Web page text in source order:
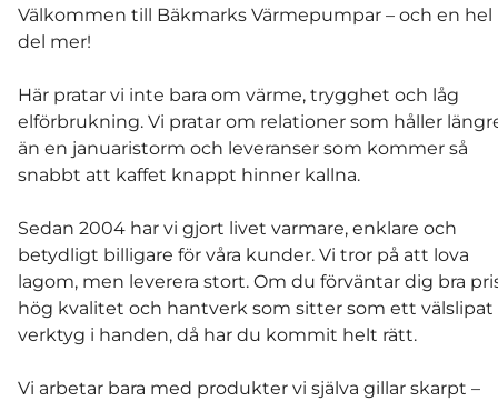
Välkommen till Bäkmarks Värmepumpar – och en hel
del mer!
Här pratar vi inte bara om värme, trygghet och låg
elförbrukning. Vi pratar om relationer som håller
än en januaristorm och leveranser som kommer så
snabbt att kaffet knappt hinner kallna.
Sedan 2004 har vi gjort livet varmare, enklare och
betydligt billigare för våra kunder. Vi tror på att lova
lagom, men leverera stort. Om du förväntar dig bra
hög kvalitet och hantverk som sitter som ett välslipat
verktyg i handen, då har du kommit helt rätt.
Vi arbetar bara med produkter vi själva gillar skarpt –